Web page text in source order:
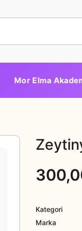
Mor Elma
Kategori
Marka